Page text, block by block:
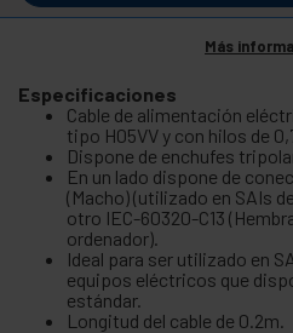
Más
Especificaciones
Cable de alimentación
tipo H05VV y con hilos de
Dispone de enchufes
En un lado dispone de
(Macho) (utilizado en SAIs
otro IEC-60320-C13
ordenador).
Ideal para ser utilizado en
equipos eléctricos que
estándar.
Longitud del cable de 0.2m.